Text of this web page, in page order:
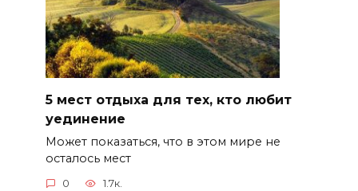
5 мест отдыха для тех, кто любит
уединение
Может показаться, что в этом мире не
осталось мест
0 1.7к.